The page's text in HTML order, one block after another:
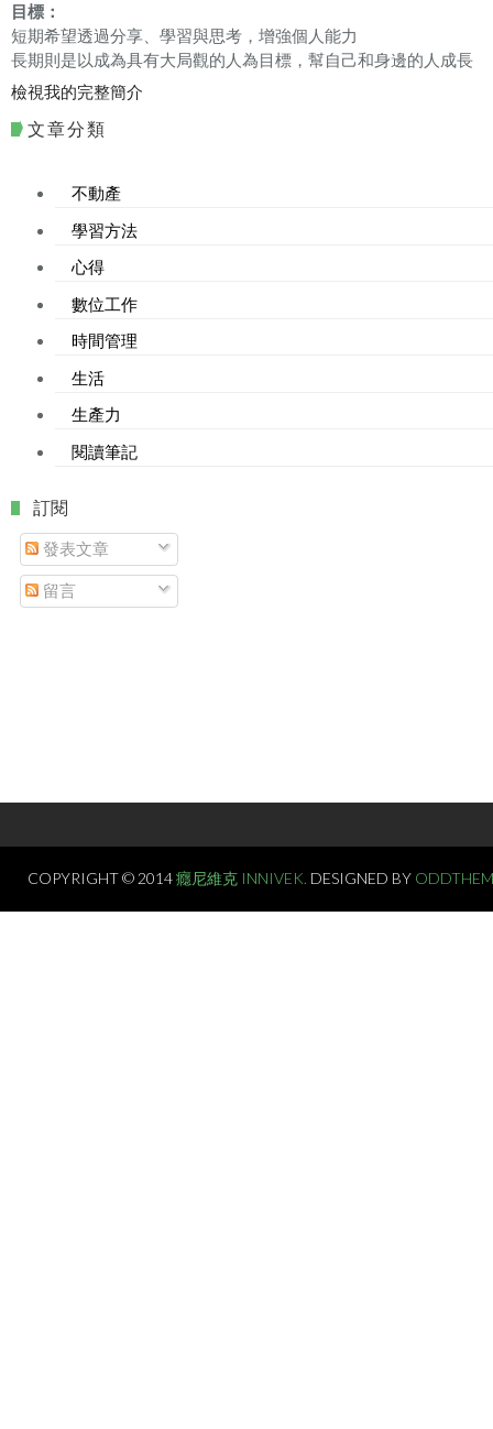
目標：
短期希望透過分享、學習與思考，增強個人能力
長期則是以成為具有大局觀的人為目標，幫自己和身邊的人成長
檢視我的完整簡介
文章分類
不動產
學習方法
心得
數位工作
時間管理
生活
生產力
閱讀筆記
. 訂閱
發表文章
留言
COPYRIGHT © 2014癮尼維克 INNIVEK. DESIGNED BY